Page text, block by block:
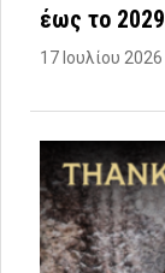
έως το
17 Ιουλίου